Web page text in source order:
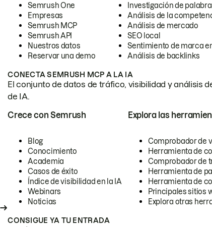
Semrush One
Empresas
Semrush MCP
Semrush API
Nuestros datos
Reservar una demo
Investigación de
Análisis de la
Análisis de mercado
SEO local
Sentimiento de marca
Análisis de backlinks
CONECTA SEMRUSH MCP A LA IA
El conjunto de datos de tráfico, visibilidad y análisis
de IA.
Crece con Semrush
Blog
Conocimiento
Academia
Casos de éxito
Índice de visibilidad en la IA
Webinars
Noticias
Explora las
Comprobador de
Herramienta de
Comprobador de
Herramienta de
Herramienta de
Principales sitios
Explora otras
CONSIGUE YA TU ENTRADA